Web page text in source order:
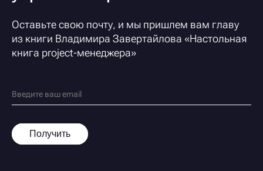
Оставьте свою почту, и мы пришлем вам главу
из книги Владимира Завертайлова «Настольная
книга project-менеджера»
Получить